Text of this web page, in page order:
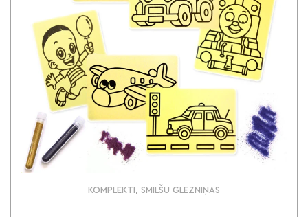
KOMPLEKTI, SMILŠU GLEZNIŅAS